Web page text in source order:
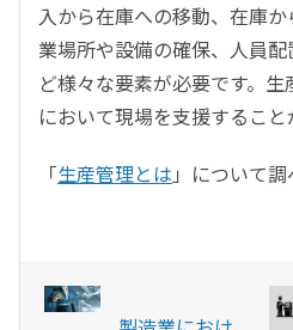
入から在庫への移動、在庫
業場所や設備の確保、人員
ど様々な要素が必要です。
において現場を支援すること
「生産管理とは 」について調